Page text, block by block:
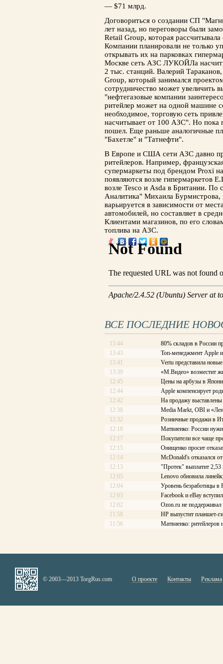
— $71 млрд.
Договориться о создании СП
лет назад, но переговоры были
Retail Group, которая
Компании планировали не только
открывать их на парковках
Москве сеть АЗС ЛУКОЙЛа
2 тыс. станций. Валерий
Group, который занимался
сотрудничество может увеличить
"нефтегазовые компании
ритейлер может на одной машине
необходимое, торговую сеть
насчитывает от 100 АЗС". Но пока
пошел. Еще раньше аналогичные
"Бахетле" и "Татнефти".
В Европе и США сети АЗС давно
ритейлеров. Например,
супермаркеты под брендом Proxi
появляются возле гипермаркетов
возле Tesco и Asda в Британии. По
Аналитика" Михаила
варьируется в зависимости от
автомобилей, но составляет в
Клиентами магазинов, по его
топлива на АЗС.
ВСЕ ПОСЛЕДНИЕ
13:44
80% складов в России
13:43
Топ-менеджмент Apple
13:41
Vertu представила
13:39
«М.Видео» возместит
12:45
Цены на арбузы в
12:44
Apple компенсирует
12:42
На продажу
12:38
Media Markt, OBI и
12:32
Розничные продажи в
12:18
Матвиенко: России
12:17
Покупатели все чаще
12:15
Онищенко просит
12:14
McDonald's отказался
12:13
"Протек" выплатит
12:05
Lenovo обновила
12:04
Уровень безработицы в
12:03
Facebook и eBay
12:02
Ozon.ru не поддерживал
11:58
HP выпустит планшет-
11:56
Матвиенко: ритейлеров
© 2003—2013 TorgRus.com О проекте Контакты Реклама